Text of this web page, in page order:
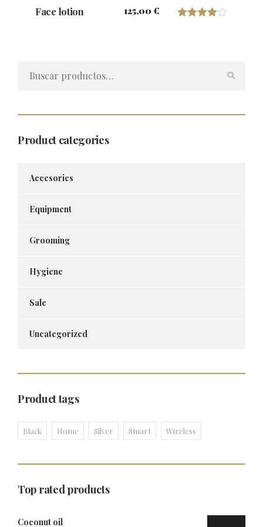
Face lotion 125,00 €
por:
Product categories
Accesories
Equipment
Grooming
Hygiene
Sale
Uncategorized
Product tags
Black Home Silver Smart Wireless
Top rated products
Coconut oil